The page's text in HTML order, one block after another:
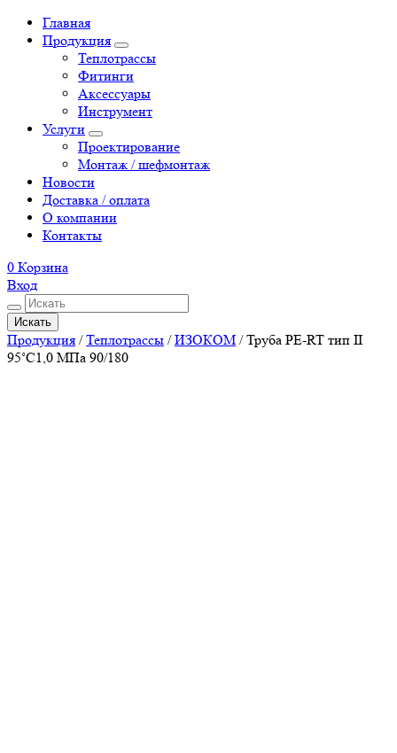
Главная
Продукция
Теплотрассы
Фитинги
Аксессуары
Инструмент
Услуги
Проектирование
Монтаж / шефмонтаж
Новости
Доставка / оплата
О компании
Контакты
0 Корзина
Вход
Искать
Продукция /Теплотрассы /ИЗОКОМ /Труба PE-RT тип II
95˚C1,0 МПа 90/180